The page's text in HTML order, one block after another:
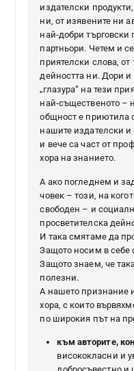
издателски
ни, от изявените ни
най-добри търговски
партньори. Четем и
приятелски слова,
дейността ни. Дори
„глазура“ на тези
най-същественото –
общност е приютила
нашите издателски и
и вече са част от
хора на знанието.
А ако погледнем и
човек – този, на
свободен – и
просветителска
И така смятаме да
Защото носим в себе
Защото знаем, че
полезни.
А нашето признание
хора, с които
по широкия път на
към авторите,
висококласни и